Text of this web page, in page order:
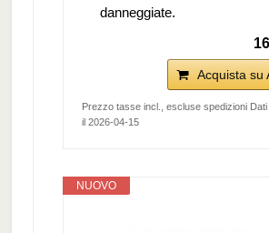
danneggiate.
Acquista su
Prezzo tasse incl., escluse spedizioni Dati
il 2026-04-15
NUOVO